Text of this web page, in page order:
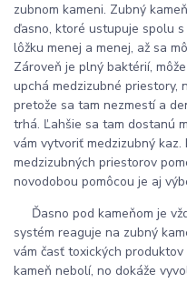
zubnom kameni. Zubný
ďasno, ktoré ustupuje spolu
lôžku menej a menej, až sa
Zároveň je plný baktérií,
upchá medzizubné priestory,
pretože sa tam nezmestí a
trhá. Ľahšie sa tam dostanú
vám vytvoriť medzizubný
medzizubných priestorov
novodobou pomôcou je aj
Ďasno pod kameňom je
systém reaguje na zubný
vám časť toxických
kameň nebolí, no dokáže